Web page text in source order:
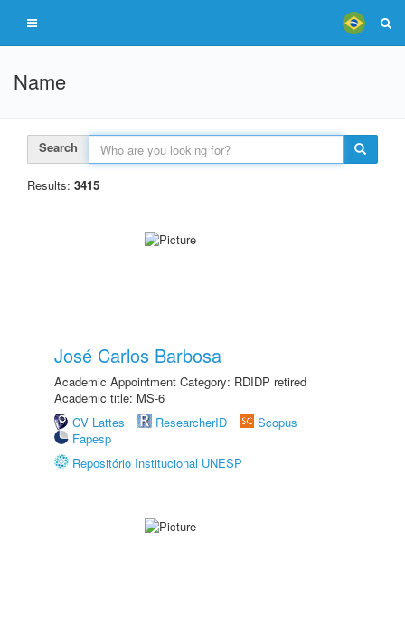
Name
Search
Results: 3415
José Carlos Barbosa
Academic Appointment Category: RDIDP retired
Academic title: MS-6
CV Lattes
ResearcherID
Scopus
Fapesp
Repositório Institucional UNESP